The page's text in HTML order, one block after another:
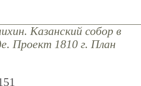
Казанский собор в
Проект 1810 г. План